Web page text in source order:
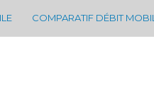
COMPARATIF DÉBIT